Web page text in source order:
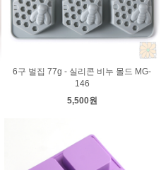
6구 벌집 77g - 실리콘 비누 몰드 MG-
146
5,500원